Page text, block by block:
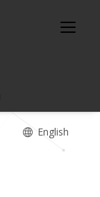
English